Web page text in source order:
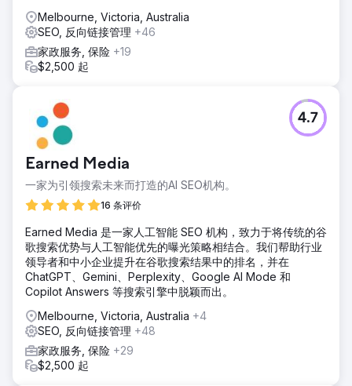
Melbourne, Victoria, Australia
SEO, 反向链接管理 +46
家政服务, 保险 +19
$2,500 起
Earned Media
一家为引领搜索未来而打造的AI SEO机构。
16 条评价
4.7
Earned Media 是一家人工智能 SEO 机构，致力于将传统的谷
歌搜索优势与人工智能优先的曝光策略相结合。我们帮助行业
领导者和中小企业提升在谷歌搜索结果中的排名，并在
ChatGPT、Gemini、Perplexity、Google AI Mode 和
Copilot Answers 等搜索引擎中脱颖而出。
Melbourne, Victoria, Australia +4
SEO, 反向链接管理 +48
家政服务, 保险 +29
$2,500 起